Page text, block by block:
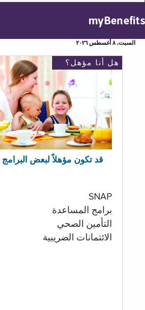
myBenefits
السبت، ٨ أغسطس ٢٠٢٦
هل أنا مؤهل؟
قد تكون مؤهلاً لبعض البرامج
SNAP
برامج المساعدة
التأمين الصحي
الائتمانات الضريبية